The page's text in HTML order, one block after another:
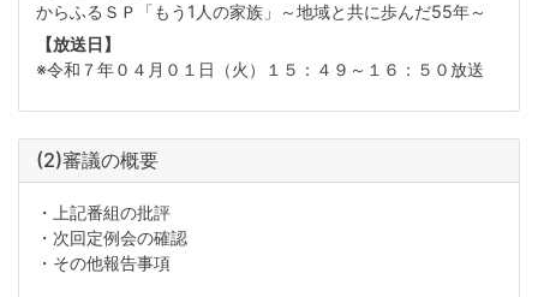
からふるＳＰ「もう1人の家族」～地域と共に歩んだ55年～
【放送日】
※令和７年０４月０１日（火）１５：４９～１６：５０放送
(2)審議の概要
・上記番組の批評
・次回定例会の確認
・その他報告事項